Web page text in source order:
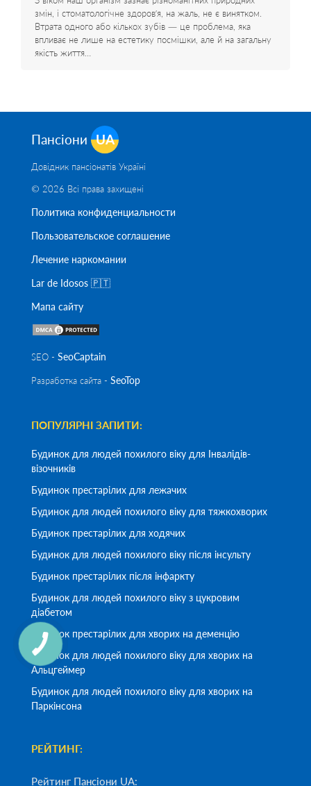
змін, і стоматологічне здоров’я, на жаль, не є винятком.
Втрата одного або кількох зубів — це проблема, яка
впливає не лише на естетику посмішки, але й на загальну
якість життя…
Пансіони UA
Довідник пансіонатів Україні
© 2026 Всі права захищені
Политика конфиденциальности
Пользовательское соглашение
Лечение наркомании
Lar de Idosos 🇵🇹
Мапа сайту
SEO - SeoСaptain
Разработка сайта - SeoTop
ПОПУЛЯРНІ ЗАПИТИ:
Будинок для людей похилого віку для Інвалідів-
візочників
Будинок престарілих для лежачих
Будинок для людей похилого віку для тяжкохворих
Будинок престарілих для ходячих
Будинок для людей похилого віку після інсульту
Будинок престарілих після інфаркту
Будинок для людей похилого віку з цукровим
діабетом
Будинок престарілих для хворих на деменцію
Будинок для людей похилого віку для хворих на
Альцгеймер
Будинок для людей похилого віку для хворих на
Паркінсона
РЕЙТИНГ:
Рейтинг Пансіони UA: